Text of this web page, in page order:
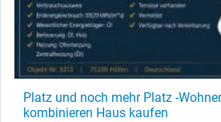
Platz und noch mehr Platz -
kombinieren Haus kaufen